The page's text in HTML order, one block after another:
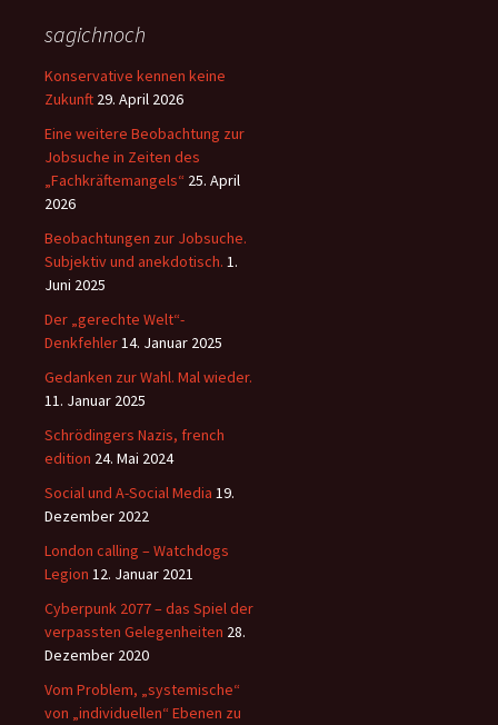
sagichnoch
Konservative kennen keine
Zukunft 29. April 2026
Eine weitere Beobachtung zur
Jobsuche in Zeiten des
„Fachkräftemangels“ 25. April
2026
Beobachtungen zur Jobsuche.
Subjektiv und anekdotisch. 1.
Juni 2025
Der „gerechte Welt“-
Denkfehler14. Januar 2025
Gedanken zur Wahl. Mal wieder.
11. Januar 2025
Schrödingers Nazis, french
edition 24. Mai 2024
Social und A-Social Media 19.
Dezember 2022
London calling – Watchdogs
Legion 12. Januar 2021
Cyberpunk 2077 – das Spiel der
verpassten Gelegenheiten 28.
Dezember 2020
Vom Problem, „systemische“
von „individuellen“ Ebenen zu